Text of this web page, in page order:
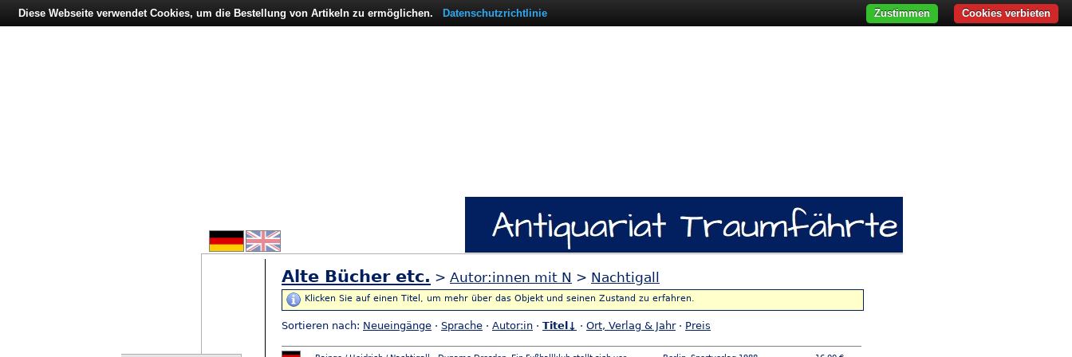
Alte Bücher etc. > Autor:innen mit N > Nachtigall
Klicken Sie auf einen Titel, um mehr über das Objekt und seinen Zustand zu erfahren.
Sortieren nach: Neueingänge · Sprache · Autor:in · Titel↓ · Ort, Verlag & Jahr· Preis
Diese Webseite verwendet Cookies, um die Bestellung von Artikeln zu ermöglichen. Datenschutzrichtlinie Cookies verbieten
Zustimmen